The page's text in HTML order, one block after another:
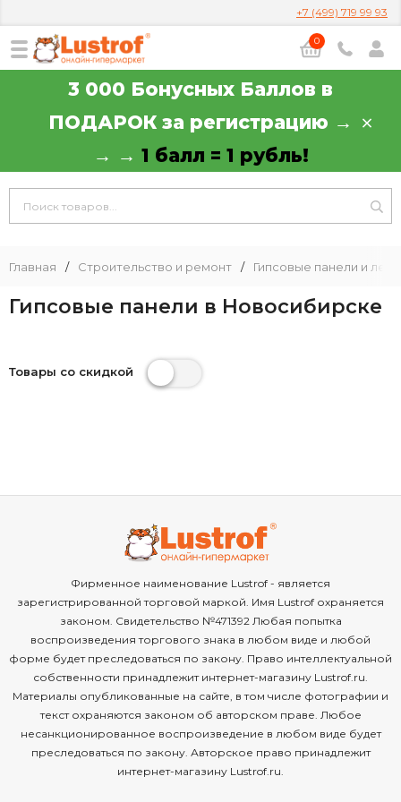
+7 (499) 719 99 93
0
3 000 Бонусных Баллов в
ПОДАРОК за регистрацию →
→ → 1 балл = 1 рубль!
Главная / Строительство и ремонт / Гипсовые панели и
Гипсовые панели в Новосибирске
Товары со скидкой
Фирменное наименование Lustrof - является
зарегистрированной торговой маркой. Имя Lustrof охраняется
законом. Свидетельство №471392 Любая попытка
воспроизведения торгового знака в любом виде и любой
форме будет преследоваться по закону. Право интеллектуальной
собственности принадлежит интернет-магазину Lustrof.ru.
Материалы опубликованные на сайте, в том числе фотографии и
текст охраняются законом об авторском праве. Любое
несанкционированное воспроизведение в любом виде будет
преследоваться по закону. Авторское право принадлежит
интернет-магазину Lustrof.ru.